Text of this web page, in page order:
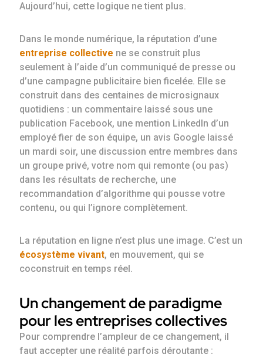
Aujourd’hui, cette logique ne tient plus.
Dans le monde numérique, la réputation d’une
entreprise collective ne se construit plus
seulement à l’aide d’un communiqué de presse ou
d’une campagne publicitaire bien ficelée. Elle se
construit dans des centaines de microsignaux
quotidiens : un commentaire laissé sous une
publication Facebook, une mention LinkedIn d’un
employé fier de son équipe, un avis Google laissé
un mardi soir, une discussion entre membres dans
un groupe privé, votre nom qui remonte (ou pas)
dans les résultats de recherche, une
recommandation d’algorithme qui pousse votre
contenu, ou qui l’ignore complètement.
La réputation en ligne n’est plus une image. C’est un
écosystème vivant, en mouvement, qui se
coconstruit en temps réel.
Un changement de paradigme
pour les entreprises collectives
Pour comprendre l’ampleur de ce changement, il
faut accepter une réalité parfois déroutante :